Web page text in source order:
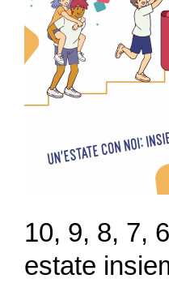
10, 9, 8, 7,
estate